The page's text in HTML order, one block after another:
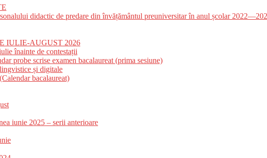
didactic de predare din învățământul preuniversitar în anul școlar
IULIE-AUGUST 2026
înainte de contestații
probe scrise examen bacalaureat (prima sesiune)
și digitale
bacalaureat)
iunie 2025 – serii anterioare